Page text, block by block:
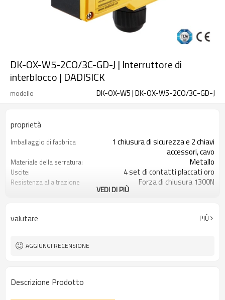
DK-OX-W5-2CO/3C-GD-J | Interruttore di
interblocco | DADISICK
modello DK-OX-W5 | DK-OX-W5-2CO/3C-GD-J
proprietà
Imballaggio di fabbrica
1 chiusura di sicurezza e 2 chiavi
accessori, cavo
Materiale della serratura: Metallo
Uscite: 4 set di contatti placcati oro
Resistenza alla trazione
Forza di chiusura 1300N
sblocco posteriore
Spia luminosa+sblocco di emergenza
Monitoraggio della
serratura:
VEDI DI PIÙ
valutare PIÙ
AGGIUNGI RECENSIONE
Descrizione Prodotto